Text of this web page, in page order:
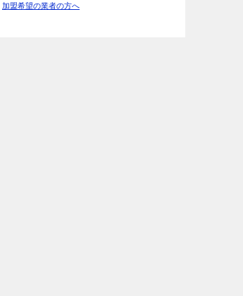
加盟希望の業者の方へ